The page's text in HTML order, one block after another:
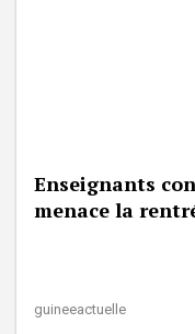
Enseignants
menace la
guineeactuelle